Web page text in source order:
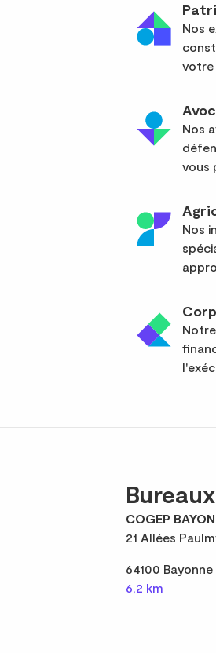
Nos
votre
Nos
vous
Nos
COGEP
21 Allées
64100 Bayonne
6,2 km